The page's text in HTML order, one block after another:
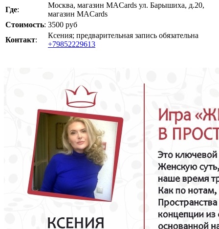
Где:
Москва, магазин MACards ул. Барышиха, д.20,
магазин MACards
Стоимость: 3500 руб
Контакт:
Ксения; предварительная запись обязательна
+79852229613